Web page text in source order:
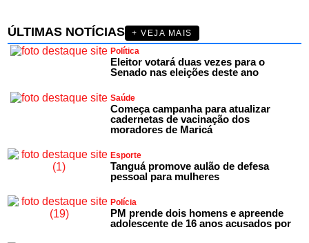
ÚLTIMAS NOTÍCIAS
+ VEJA MAIS
Política
Eleitor votará duas vezes para o
Senado nas eleições deste ano
Saúde
Começa campanha para atualizar
cadernetas de vacinação dos
moradores de Maricá
Esporte
Tanguá promove aulão de defesa
pessoal para mulheres
Polícia
PM prende dois homens e apreende
adolescente de 16 anos acusados por